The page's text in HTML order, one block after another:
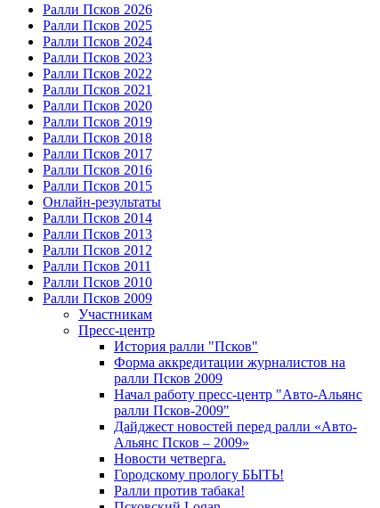
Ралли Псков 2026
Ралли Псков 2025
Ралли Псков 2024
Ралли Псков 2023
Ралли Псков 2022
Ралли Псков 2021
Ралли Псков 2020
Ралли Псков 2019
Ралли Псков 2018
Ралли Псков 2017
Ралли Псков 2016
Ралли Псков 2015
Онлайн-результаты
Ралли Псков 2014
Ралли Псков 2013
Ралли Псков 2012
Ралли Псков 2011
Ралли Псков 2010
Ралли Псков 2009
Участникам
Пресс-центр
История ралли "Псков"
Форма аккредитации журналистов на
ралли Псков 2009
Начал работу пресс-центр "Авто-Альянс
ралли Псков-2009"
Дайджест новостей перед ралли «Авто-
Альянс Псков – 2009»
Новости четверга.
Городскому прологу БЫТЬ!
Ралли против табака!